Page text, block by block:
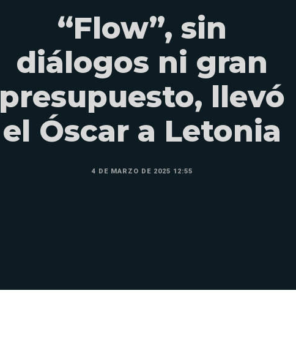
“Flow”, sin
diálogos ni gran
presupuesto, llevó
el Óscar a Letonia
4 DE MARZO DE 2025 12:55